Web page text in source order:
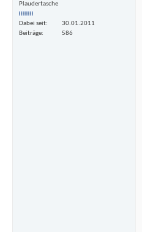
Plaudertasche
Dabei seit
30.01.2011
Beiträge
586